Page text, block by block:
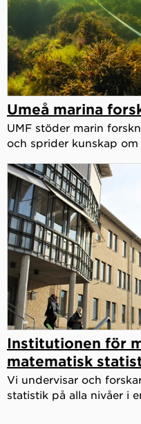
Umeå marina
UMF stöder marin
och sprider kunskap om
Institutionen för
matematisk
Vi undervisar och
statistik på alla nivåer i